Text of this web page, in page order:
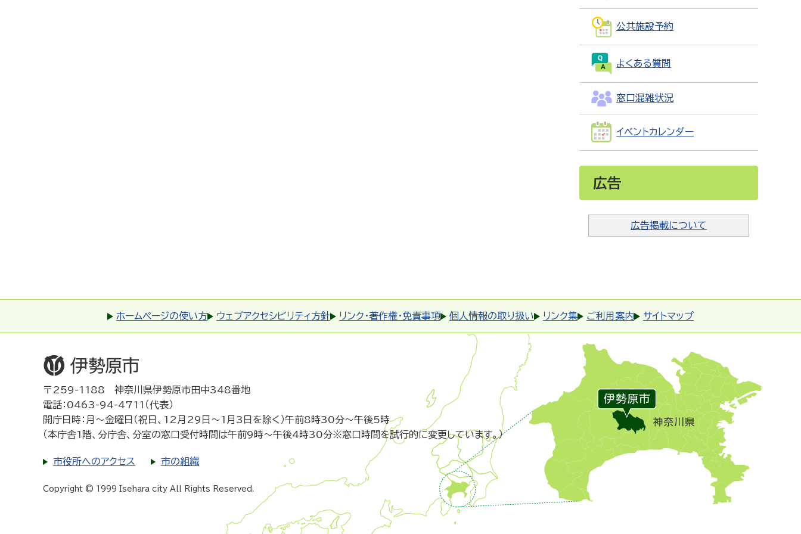
公共施設予約
よくある質問
窓口混雑状況
イベントカレンダー
広告
広告掲載について
ホームページの使い方 ウェブアクセシビリティ方針 リンク・著作権・免責事項 個人情報の取り扱い リンク集 ご利用案内 サイトマップ
〒259-1188 神奈川県伊勢原市田中348番地
電話：0463-94-4711（代表）
開庁日時：月～金曜日（祝日、12月29日～1月3日を除く）午前8時30分～午後5時
（本庁舎1階、分庁舎、分室の窓口受付時間は午前9時～午後4時30分※窓口時間を試行的に変更しています。）
市役所へのアクセス 市の組織
Copyright © 1999 Isehara city All Rights Reserved.